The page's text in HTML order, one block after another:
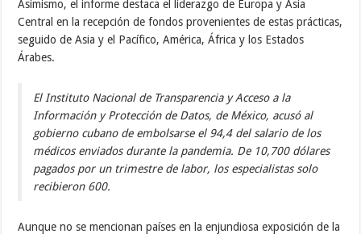
Asimismo, el informe destaca el liderazgo de Europa y Asia
Central en la recepción de fondos provenientes de estas prácticas,
seguido de Asia y el Pacífico, América, África y los Estados
Árabes.
El Instituto Nacional de Transparencia y Acceso a la
Información y Protección de Datos, de México, acusó al
gobierno cubano de embolsarse el 94,4 del salario de los
médicos enviados durante la pandemia. De 10,700 dólares
pagados por un trimestre de labor, los especialistas solo
recibieron 600.
Aunque no se mencionan países en la enjundiosa exposición de la